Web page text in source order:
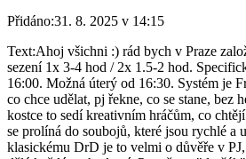
Přidáno:31. 8. 2025 v 14:15
Text:Ahoj všichni :) rád bych v Praze
sezení 1x 3-4 hod / 2x 1.5-2 hod.
16:00. Možná úterý od 16:30. Systém je
co chce udělat, pj řekne, co se stane, bez
kostce to sedí kreativním hráčům, co
se prolíná do soubojů, které jsou rychlé a
klasickému DrD je to velmi o důvěře v